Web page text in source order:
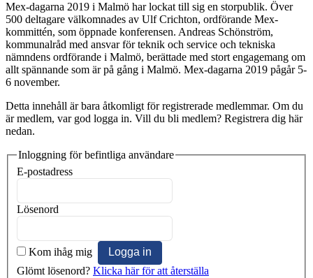
Mex-dagarna 2019 i Malmö har lockat till sig en storpublik. Över
500 deltagare välkomnades av Ulf Crichton, ordförande Mex-
kommittén, som öppnade konferensen. Andreas Schönström,
kommunalråd med ansvar för teknik och service och tekniska
nämndens ordförande i Malmö, berättade med stort engagemang om
allt spännande som är på gång i Malmö. Mex-dagarna 2019 pågår 5-
6 november.
Detta innehåll är bara åtkomligt för registrerade medlemmar. Om du
är medlem, var god logga in. Vill du bli medlem? Registrera dig här
nedan.
Inloggning för befintliga användare
E-postadress
Lösenord
Kom ihåg mig
Glömt lösenord? Klicka här för att återställa